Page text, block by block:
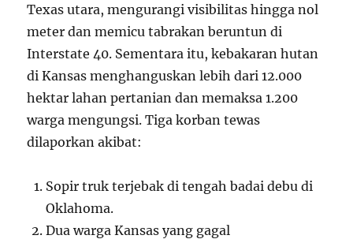
Texas utara, mengurangi visibilitas hingga nol
meter dan memicu tabrakan beruntun di
Interstate 40. Sementara itu, kebakaran hutan
di Kansas menghanguskan lebih dari 12.000
hektar lahan pertanian dan memaksa 1.200
warga mengungsi. Tiga korban tewas
dilaporkan akibat:
Sopir truk terjebak di tengah badai debu di
Oklahoma.
Dua warga Kansas yang gagal